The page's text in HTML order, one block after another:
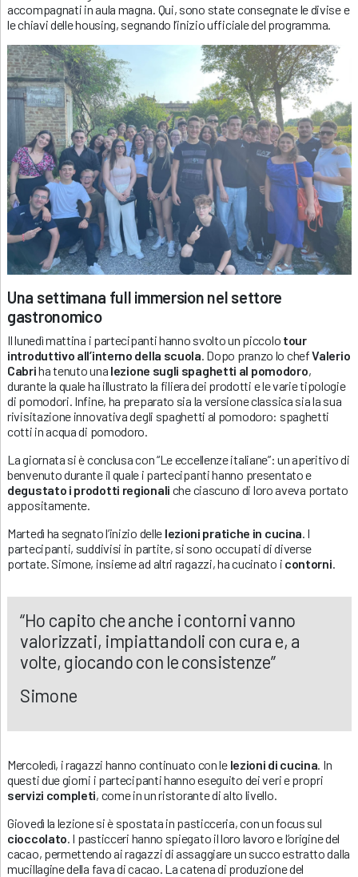
accompagnati in aula magna. Qui, sono state consegnate le divise e
le chiavi delle housing, segnando l’inizio ufficiale del programma.
Una settimana full immersion nel settore
gastronomico
Il lunedì mattina i partecipanti hanno svolto un piccolo tour
introduttivo all’interno della scuola. Dopo pranzo lo chefValerio
Cabriha tenuto una lezione sugli spaghetti al pomodoro,
durante la quale ha illustrato la filiera dei prodotti e le varie tipologie
di pomodori. Infine, ha preparato sia la versione classica sia la sua
rivisitazione innovativa degli spaghetti al pomodoro: spaghetti
cotti in acqua di pomodoro.
La giornata si è conclusa con “Le eccellenze italiane”: un aperitivo di
benvenuto durante il quale i partecipanti hanno presentato e
degustato i prodotti regionali che ciascuno di loro aveva portato
appositamente.
Martedì ha segnato l’inizio delle lezioni pratiche in cucina. I
partecipanti, suddivisi in partite, si sono occupati di diverse
portate. Simone, insieme ad altri ragazzi, ha cucinato i contorni.
“Ho capito che anche i contorni vanno
valorizzati, impiattandoli con cura e, a
volte, giocando con le consistenze”
Simone
Mercoledì, i ragazzi hanno continuato con le lezioni di cucina. In
questi due giorni i partecipanti hanno eseguito dei veri e propri
servizi completi, come in un ristorante di alto livello.
Giovedì la lezione si è spostata in pasticceria, con un focus sul
cioccolato. I pasticceri hanno spiegato il loro lavoro e l’origine del
cacao, permettendo ai ragazzi di assaggiare un succo estratto dalla
mucillagine della fava di cacao. La catena di produzione del